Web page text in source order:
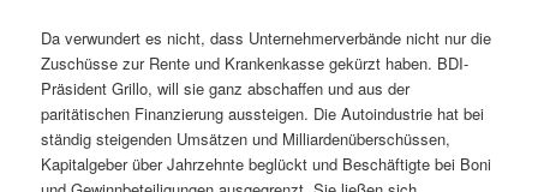
Da verwundert es nicht, dass Unternehmerverbände nicht nur die
Zuschüsse zur Rente und Krankenkasse gekürzt haben. BDI-
Präsident Grillo, will sie ganz abschaffen und aus der
paritätischen Finanzierung aussteigen. Die Autoindustrie hat bei
ständig steigenden Umsätzen und Milliardenüberschüssen,
Kapitalgeber über Jahrzehnte beglückt und Beschäftigte bei Boni